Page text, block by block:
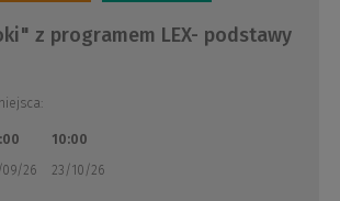
z programem LEX- podstawy
09/26
10:00
23/10/26